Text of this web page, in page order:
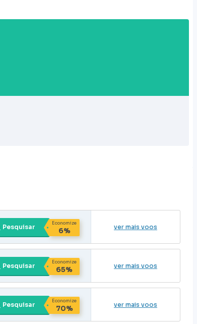
Pesquisar
Economize
6% ver mais voos
Pesquisar
Economize
65% ver mais voos
Pesquisar
Economize
70% ver mais voos